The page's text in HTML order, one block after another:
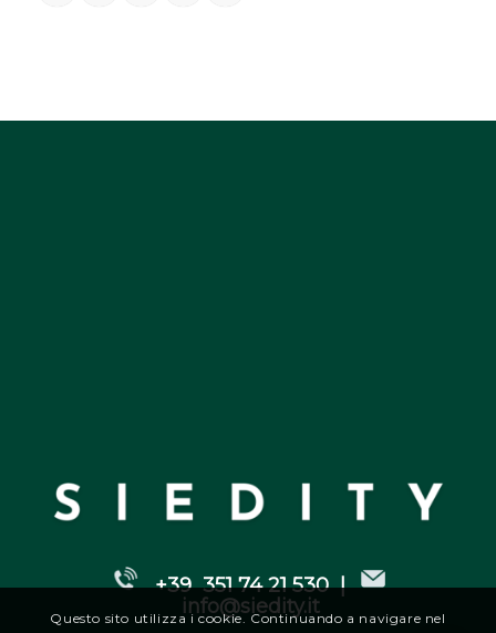
+39 351 74 21 530 |
info@siedity.it
Questo sito utilizza i cookie. Continuando a navigare nel